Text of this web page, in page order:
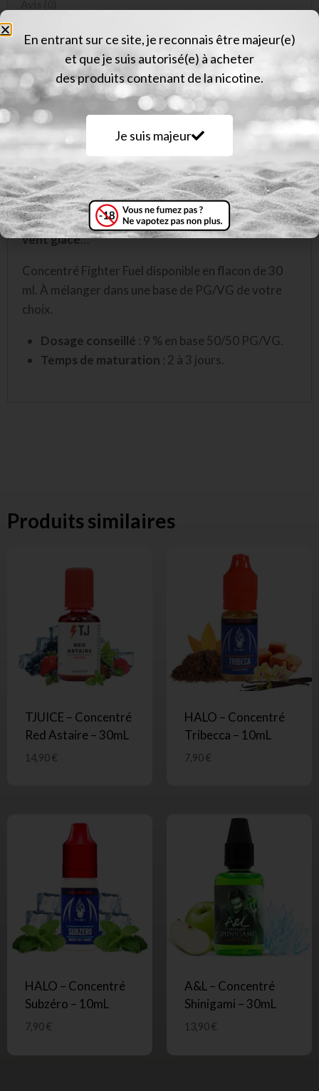
Description
La puissance d’Hizagiri est tout simplement
incontestable. Appréciez d’abord sadéferlante de
baies rouges
, qui s’abat avec intensité sur votre
palais, pour y rester tout au long de la journée.
Goûtez ensuite à sadouce grenade
parfumé – qui vient adoucir vos papilles de ses
notes exotiques. Sentez enfin sa subtile fraicheur,
qui vient ponctuer chaque bouffée d’un parfait
vent glacé…
Concentré Fighter Fuel disponible en flacon de 30
ml. À mélanger dans une base de PG/VG de votre
choix.
Dosage conseillé : 9 % en base 50/50 PG/VG.
Temps de maturation : 2 à 3 jours.
Produits similaires
TJUICE – Concentré
Red Astaire – 30mL
14,90€
HALO – Concentré
Tribecca – 10mL
7,90€
HALO – Concentré
Subzéro – 10mL
7,90€
A&L – Concentré
Shinigami – 30mL
13,90€
En entrant sur ce site, je reconnais être majeur(e)
et que je suis autorisé(e) à acheter
des produits contenant de la nicotine.
Je suis majeur